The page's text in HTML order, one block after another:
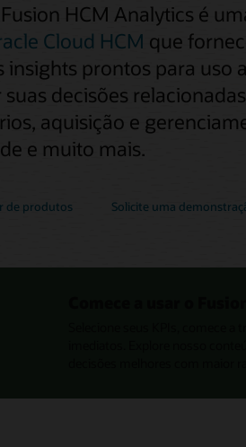
HCM Analytics é
Cloud HCM que
insights prontos para uso
decisões
aquisição e
e muito mais.
de produtos Solicite uma